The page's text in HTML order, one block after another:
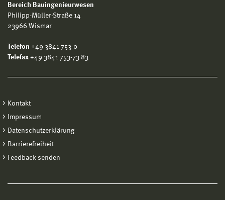
Bereich Bauingenieurwesen
Philipp-Müller-Straße 14
23966 Wismar
Telefon +49 3841 753-0
Telefax +49 3841 753-73 83
Kontakt
Impressum
Datenschutzerklärung
Barrierefreiheit
Feedback senden